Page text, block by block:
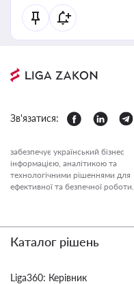
Зв'язатися:
забезпечує український бізнес
інформацією, аналітикою та
технологічними рішеннями для
ефективної та безпечної роботи.
Каталог рішень
Liga360: Керівник